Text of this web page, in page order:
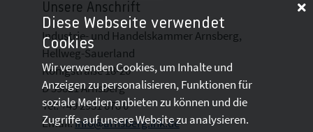
Unsere Anschrift
Industrie- und Handelskammer Arnsberg,
Hellweg-Sauerland
Königstraße 18-20
D 59821 Arnsberg
Tel: +49 2931 878 0
Email:info@arnsberg.ihk.de
Diese Webseite verwendet
Cookies
Wir verwenden Cookies, um Inhalte und
Anzeigen zu personalisieren, Funktionen für
soziale Medien anbieten zu können und die
Zugriffe auf unsere Website zu analysieren.